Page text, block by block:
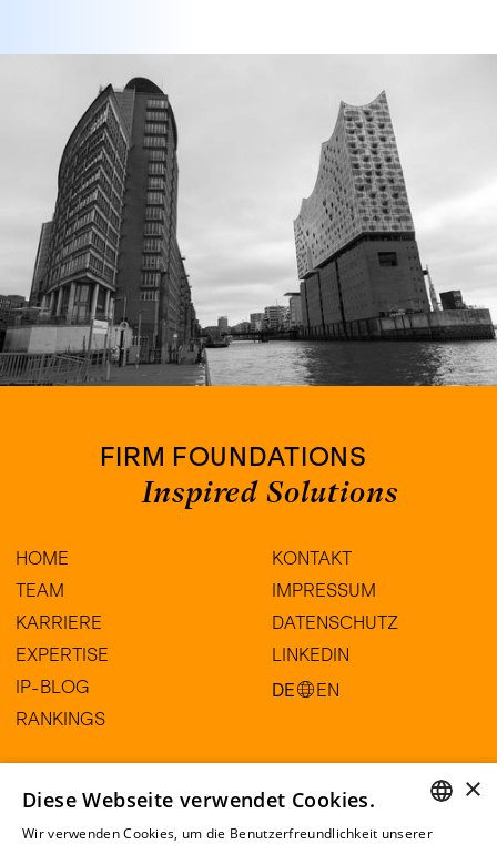
FIRM FOUNDATIONS
Inspired Solutions
HOME
TEAM
KARRIERE
EXPERTISE
IP-BLOG
RANKINGS
KONTAKT
IMPRESSUM
DATENSCHUTZ
LINKEDIN
DE
EN
HARTE-BAVENDAMM Rechtsanwälte
×
Diese Webseite verwendet Cookies.
Wir verwenden Cookies, um die Benutzerfreundlichkeit unserer